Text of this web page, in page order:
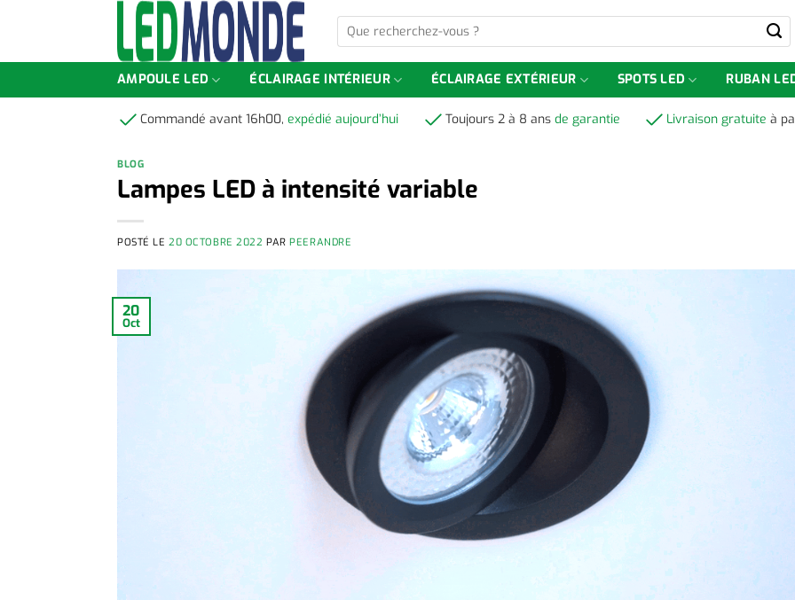
Que
recherchez-
vous
?
AMPOULE LED ÉCLAIRAGE INTÉRIEUR ÉCLAIRAGE EXTÉRIEUR SPOTS LED RUBAN
Commandé avant 16h00, expédié aujourd’hui Toujours 2 à 8 ans de garantie Livraison gratuite à
BLOG
Lampes LED à intensité variable
POSTÉ LE20 OCTOBRE 2022 PARPEERANDRE
20
Oct